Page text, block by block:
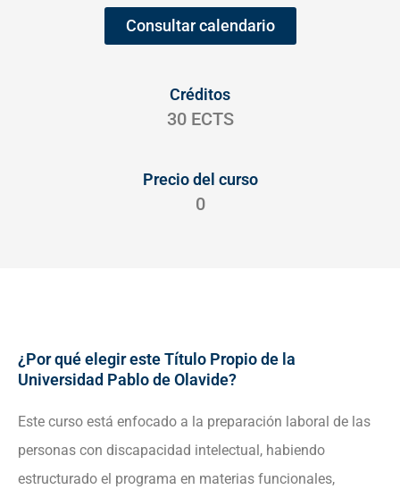
¿Por qué elegir este Título Propio de la
Universidad Pablo de Olavide?
Este curso está enfocado a la preparación laboral de las
personas con discapacidad intelectual, habiendo
estructurado el programa en materias funcionales,
Consultar calendario
Créditos
30 ECTS
Precio del curso
0